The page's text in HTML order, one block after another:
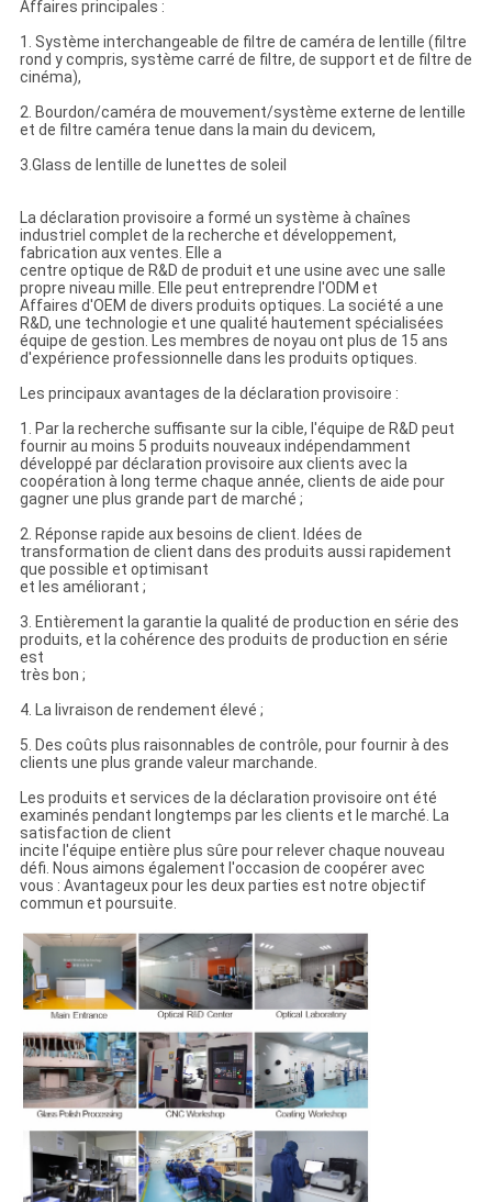
Affaires principales :
1. Système interchangeable de filtre de caméra de lentille (filtre
rond y compris, système carré de filtre, de support et de filtre de
cinéma),
2. Bourdon/caméra de mouvement/système externe de lentille
et de filtre caméra tenue dans la main du devicem,
3.Glass de lentille de lunettes de soleil
La déclaration provisoire a formé un système à chaînes
industriel complet de la recherche et développement,
fabrication aux ventes. Elle a
centre optique de R&D de produit et une usine avec une salle
propre niveau mille. Elle peut entreprendre l'ODM et
Affaires d'OEM de divers produits optiques. La société a une
R&D, une technologie et une qualité hautement spécialisées
équipe de gestion. Les membres de noyau ont plus de 15 ans
d'expérience professionnelle dans les produits optiques.
Les principaux avantages de la déclaration provisoire :
1. Par la recherche suffisante sur la cible, l'équipe de R&D peut
fournir au moins 5 produits nouveaux indépendamment
développé par déclaration provisoire aux clients avec la
coopération à long terme chaque année, clients de aide pour
gagner une plus grande part de marché ;
2. Réponse rapide aux besoins de client. Idées de
transformation de client dans des produits aussi rapidement
que possible et optimisant
et les améliorant ;
3. Entièrement la garantie la qualité de production en série des
produits, et la cohérence des produits de production en série
est
très bon ;
4. La livraison de rendement élevé ;
5. Des coûts plus raisonnables de contrôle, pour fournir à des
clients une plus grande valeur marchande.
Les produits et services de la déclaration provisoire ont été
examinés pendant longtemps par les clients et le marché. La
satisfaction de client
incite l'équipe entière plus sûre pour relever chaque nouveau
défi. Nous aimons également l'occasion de coopérer avec
vous : Avantageux pour les deux parties est notre objectif
commun et poursuite.